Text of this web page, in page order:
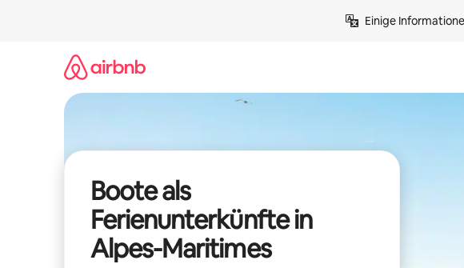
Einige
Boote als
Ferienunterkünfte in
Alpes-Maritimes